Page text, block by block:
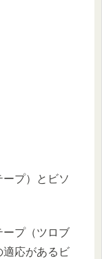
プ）とビソ
ープ（ツロブ
適応があるビ